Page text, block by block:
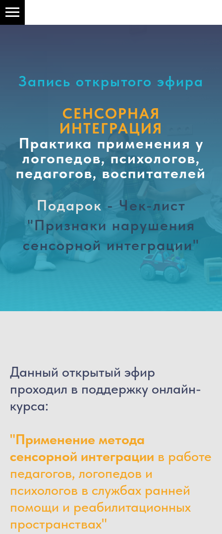
Запись открытого эфира
СЕНСОРНАЯ
ИНТЕГРАЦИЯ
Практика применения у
логопедов, психологов,
педагогов, воспитателей
Подарок - Чек-лист
"Признаки нарушения
сенсорной интеграции"
Данный открытый эфир
проходил в поддержку онлайн-
курса:
"Применение метода
сенсорной интеграции в работе
педагогов, логопедов и
психологов в службах ранней
помощи и реабилитационных
пространствах"